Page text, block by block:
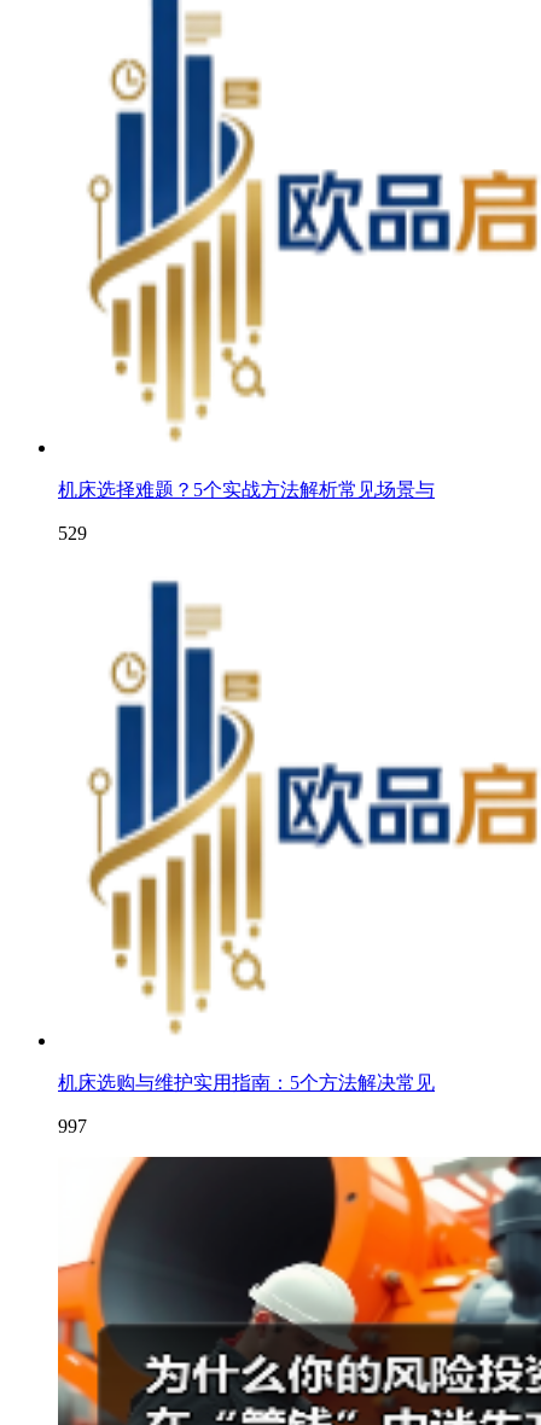
机床选择难题？5个实战方法解析常见场景与
529
机床选购与维护实用指南：5个方法解决常见
997